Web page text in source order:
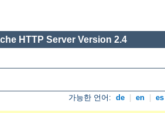
HTTP Server Version 2.4
가능한 언어: de en es